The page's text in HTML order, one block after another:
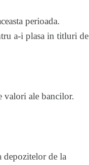
perioada.
a-i plasa in titluri de
valori ale bancilor.
depozitelor de la